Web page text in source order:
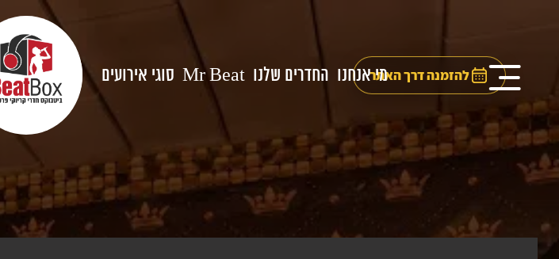
להזמנה דרך האתרמי אנחנו החדרים שלנו Mr Beat סוגי אירועים